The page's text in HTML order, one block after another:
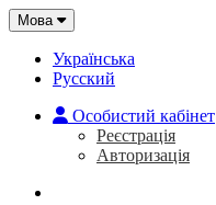
Мова
Українська
Русский
Особистий кабінет
Реєстрація
Авторизація